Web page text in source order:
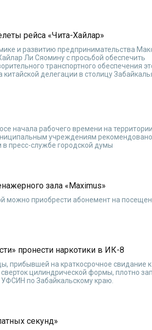
рейса «Чита-Хайлар»
и развитию предпринимательства
Ли Сяомину с просьбой обеспечить
транспортного обеспечения
делегации в столицу
начала рабочего времени на территории
учреждениям рекомендовано
пресс-службе городской думы
зала «Maximus»
можно приобрести абонемент на
пронести наркотики в ИК-8
прибывшей на краткосрочное свидание
цилиндрической формы, плотно
по Забайкальскому краю.
секунд»